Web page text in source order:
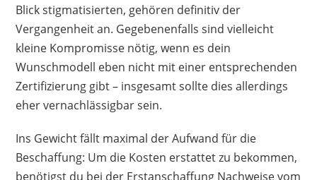
Blick stigmatisierten, gehören definitiv der
Vergangenheit an. Gegebenenfalls sind vielleicht
kleine Kompromisse nötig, wenn es dein
Wunschmodell eben nicht mit einer entsprechenden
Zertifizierung gibt – insgesamt sollte dies allerdings
eher vernachlässigbar sein.
Ins Gewicht fällt maximal der Aufwand für die
Beschaffung: Um die Kosten erstattet zu bekommen,
benötigst du bei der Erstanschaffung Nachweise vom